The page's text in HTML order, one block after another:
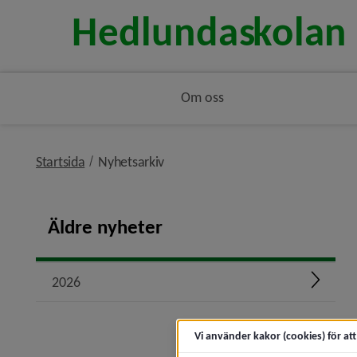
Om oss
Startsida Nyhetsarkivnivå i brödsmulenavigeringen
Äldre nyheter
2026
Vi använder kakor (cookies) för